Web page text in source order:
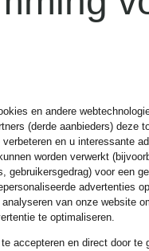
jeanslook
€
prijs:
€
en andere
(derde aanbieders) deze
en u interessante
worden verwerkt
gebruikersgedrag) voor een
advertenties
van onze website
te optimaliseren.
accepteren en direct door te